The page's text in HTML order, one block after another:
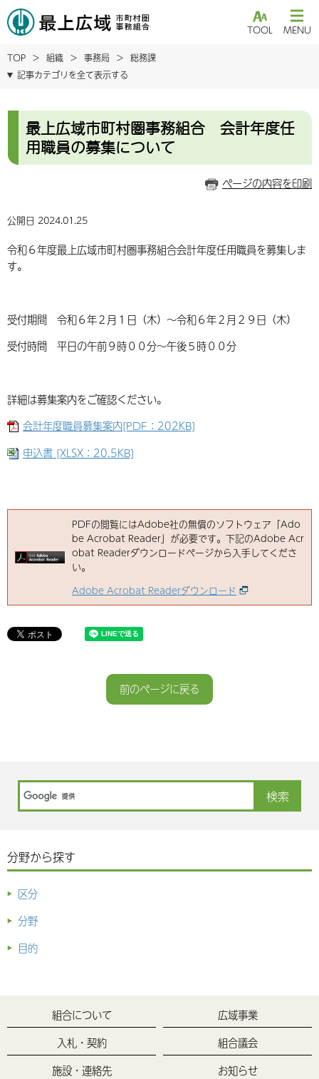
TOOL MENU
TOP 組織 事務局
総務課
記事カテゴリを全て表示する
最上広域市町村圏事務組合 会計年度任
用職員の募集について
ページの内容を印刷
公開日 2024.01.25
令和６年度最上広域市町村圏事務組合会計年度任用職員を募集しま
す。
受付期間 令和６年２月１日（木）～令和６年２月２９日（木）
受付時間 平日の午前９時００分～午後５時００分
詳細は募集案内をご確認ください。
会計年度職員募集案内[PDF：202KB]
申込書 [XLSX：20.5KB]
PDFの閲覧にはAdobe社の無償のソフトウェア「Ado
be Acrobat Reader」が必要です。下記のAdobe Acr
obat Readerダウンロードページから入手してくださ
い。
Adobe Acrobat Readerダウンロード
前のページに戻る
分野から探す
区分
分野
目的
組合について
広域事業
入札・契約
組合議会
施設・連絡先
お知らせ